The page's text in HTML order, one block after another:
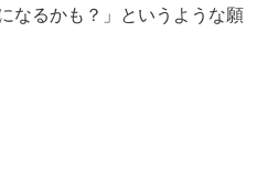
なるかも？」というような願